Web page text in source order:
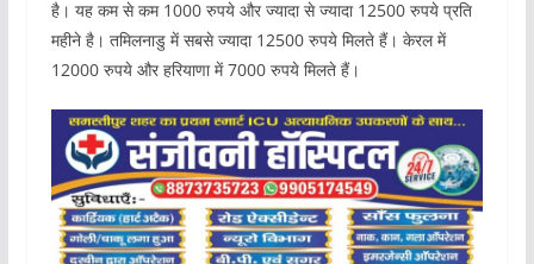
है। यह कम से कम 1000 रुपये और ज्यादा से ज्यादा 12500 रुपये प्रति
महीने है। तमिलनाडु में सबसे ज्यादा 12500 रुपये मिलते हैं। केरल में
12000 रुपये और हरियाणा में 7000 रुपये मिलते हैं।